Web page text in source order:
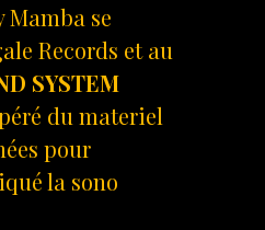
Mamba se
Records et au
SYSTEM
du materiel
pour
la sono